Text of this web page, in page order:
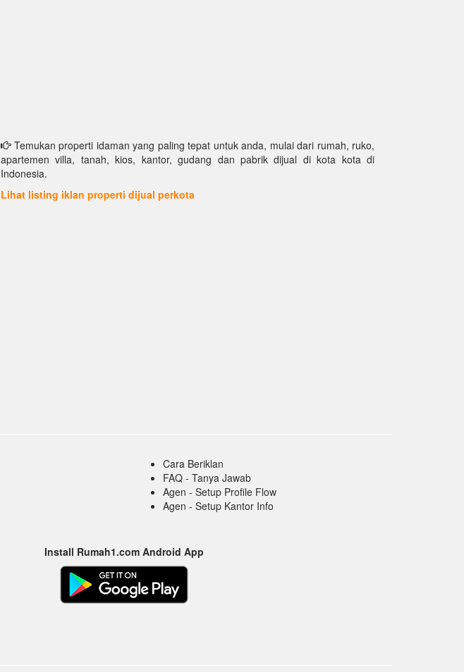
Temukan properti idaman yang paling tepat untuk anda, mulai dari rumah, ruko,
apartemen villa, tanah, kios, kantor, gudang dan pabrik dijual di kota kota di
Indonesia.
Lihat listing iklan properti dijual perkota
Cara Beriklan
FAQ - Tanya Jawab
Agen - Setup Profile Flow
Agen - Setup Kantor Info
Install Rumah1.com Android App